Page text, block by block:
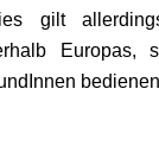
gilt
Europas,